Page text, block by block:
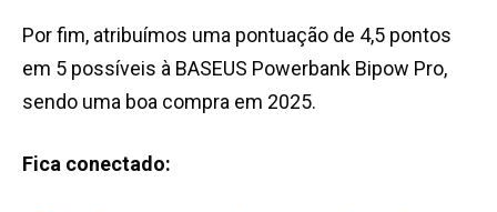
Por fim, atribuímos uma pontuação de 4,5 pontos
em 5 possíveis à BASEUS Powerbank Bipow Pro,
sendo uma boa compra em 2025.
Fica conectado: